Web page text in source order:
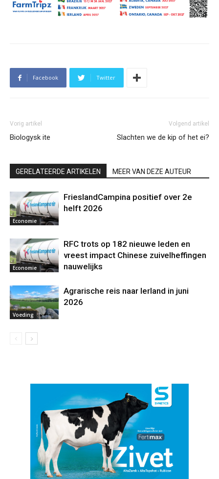
Facebook Twitter
Vorig artikel
Biologysk ite
Volgend artikel
Slachten we de kip of het ei?
GERELATEERDE ARTIKELEN MEER VAN DEZE AUTEUR
Economie
FrieslandCampina positief over 2e
helft 2026
Economie
RFC trots op 182 nieuwe leden en
vreest impact Chinese zuivelheffingen
nauwelijks
Voeding
Agrarische reis naar Ierland in juni
2026